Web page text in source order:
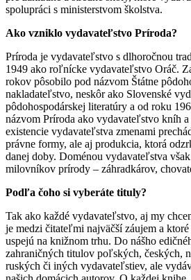
spolupráci s ministerstvom školstva.
Ako vzniklo vydavateľstvo Príroda?
Príroda je vydavateľstvo s dlhoročnou
1949 ako roľnícke vydavateľstvo Oráč.
rokov pôsobilo pod názvom Štátne
nakladateľstvo, neskôr ako Slovenské
pôdohospodárskej literatúry a od roku
názvom Príroda ako vydavateľstvo kníh a
existencie vydavateľstva zmenami
právne formy, ale aj produkcia, ktorá
danej doby. Doménou vydavateľstva
milovníkov prírody – záhradkárov,
Podľa čoho si vyberáte tituly?
Tak ako každé vydavateľstvo, aj my
je medzi čitateľmi najväčší záujem a
uspejú na knižnom trhu. Do nášho
zahraničných titulov poľských, českých,
ruských či iných vydavateľstiev, ale